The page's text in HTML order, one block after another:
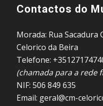
Contactos do
Morada: Rua Sacadura
Celorico da Beira
Telefone:
(chamada para a rede
NIF: 506 849 635
Email: geral@cm-